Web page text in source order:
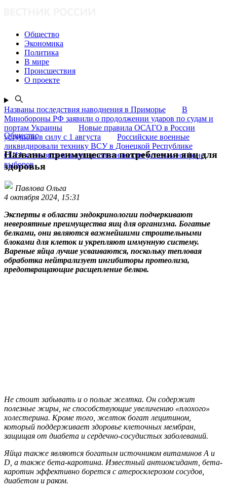
Общество
Экономика
Политика
В мире
Происшествия
О проекте
Названы последствия наводнения в Приморье
В
Минобороны РФ заявили о продолжении ударов по судам и
портам Украины
Новые правила ОСАГО в России
уступили в силу с 1 августа
Российские военные
ликвидировали технику ВСУ в Донецкой Республике
США стремятся к внешнеполитическим успехам на фоне
выборов
Общество
Названы преимущества потребления яиц для
здоровья
Павлова Ольга
4 октября 2024, 15:31
Эксперты в области эндокринологии подчеркивают
невероятные преимущества яиц для организма. Богатые
белками, они являются важнейшими строительными
блоками для клеток и укрепляют иммунную систему.
Вареные яйца лучше усваиваются, поскольку тепловая
обработка нейтрализует ингибиторы протеолиза,
предотвращающие расщепление белков.
Не стоит забывать и о пользе желтка. Он содержит
полезные жиры, не способствующие увеличению «плохого»
холестерина. Кроме того, желток богат лецитином,
который поддерживает здоровье клеточных мембран,
защищая от диабета и сердечно-сосудистых заболеваний.
Яйца также являются богатым источником витаминов А и
D, а также бета-каротина. Известный антиоксидант, бета-
каротин эффективно борется с атеросклерозом сосудов,
диабетом и раком.